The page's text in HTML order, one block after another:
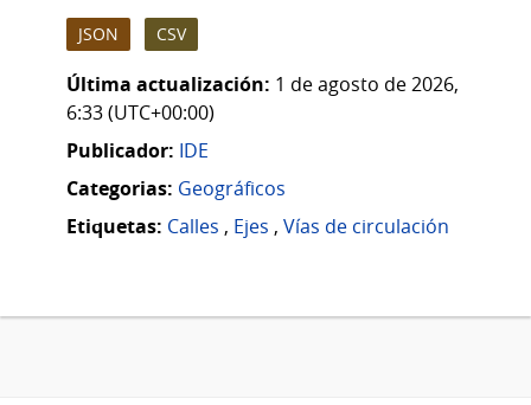
JSON CSV
Última actualización: 1 de agosto de 2026,
6:33 (UTC+00:00)
Publicador: IDE
Categorias: Geográficos
Etiquetas: Calles , Ejes , Vías de circulación